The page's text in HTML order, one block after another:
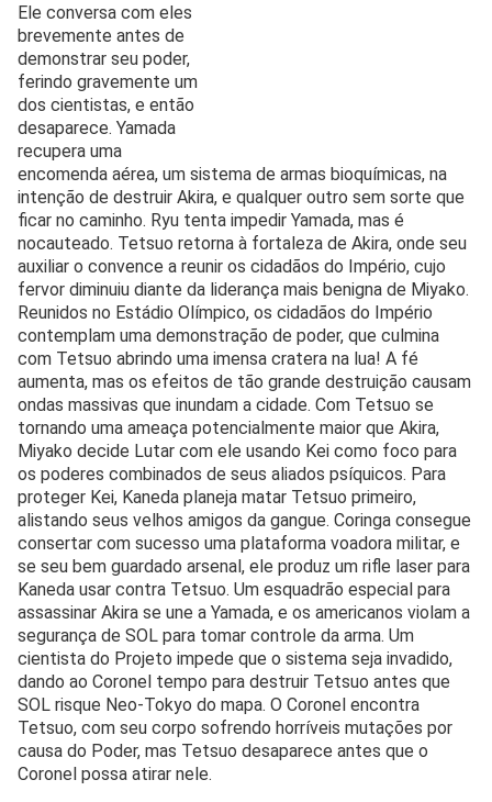
Ele conversa com eles
brevemente antes de
demonstrar seu poder,
ferindo gravemente um
dos cientistas, e então
desaparece. Yamada
recupera uma
encomenda aérea, um sistema de armas bioquímicas, na
intenção de destruir Akira, e qualquer outro sem sorte que
ficar no caminho. Ryu tenta impedir Yamada, mas é
nocauteado. Tetsuo retorna à fortaleza de Akira, onde seu
auxiliar o convence a reunir os cidadãos do Império, cujo
fervor diminuiu diante da liderança mais benigna de Miyako.
Reunidos no Estádio Olímpico, os cidadãos do Império
contemplam uma demonstração de poder, que culmina
com Tetsuo abrindo uma imensa cratera na lua! A fé
aumenta, mas os efeitos de tão grande destruição causam
ondas massivas que inundam a cidade. Com Tetsuo se
tornando uma ameaça potencialmente maior que Akira,
Miyako decide Lutar com ele usando Kei como foco para
os poderes combinados de seus aliados psíquicos. Para
proteger Kei, Kaneda planeja matar Tetsuo primeiro,
alistando seus velhos amigos da gangue. Coringa consegue
consertar com sucesso uma plataforma voadora militar, e
se seu bem guardado arsenal, ele produz um rifle laser para
Kaneda usar contra Tetsuo. Um esquadrão especial para
assassinar Akira se une a Yamada, e os americanos violam a
segurança de SOL para tomar controle da arma. Um
cientista do Projeto impede que o sistema seja invadido,
dando ao Coronel tempo para destruir Tetsuo antes que
SOL risque Neo-Tokyo do mapa. O Coronel encontra
Tetsuo, com seu corpo sofrendo horríveis mutações por
causa do Poder, mas Tetsuo desaparece antes que o
Coronel possa atirar nele.